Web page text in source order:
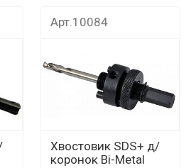
Арт.10084
Хвостовик SDS+ д/
коронок Bi-Metal